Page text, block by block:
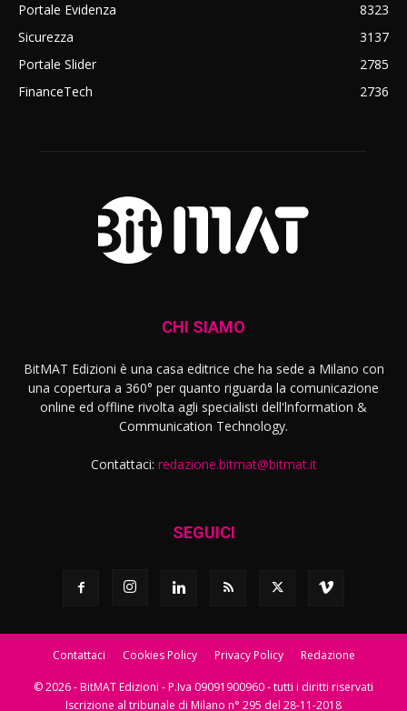
Portale Evidenza
8323
Sicurezza
3137
Portale Slider
2785
FinanceTech
2736
CHI SIAMO
BitMAT Edizioni è una casa editrice che ha sede a Milano con
una copertura a 360° per quanto riguarda la comunicazione
online ed offline rivolta agli specialisti dell'lnformation &
Communication Technology.
Contattaci: redazione.bitmat@bitmat.it
SEGUICI
Contattaci Cookies Policy Privacy Policy Redazione
© 2026 - BitMAT Edizioni - P.Iva 09091900960 - tutti i diritti riservati
Iscrizione al tribunale di Milano n° 295 del 28-11-2018